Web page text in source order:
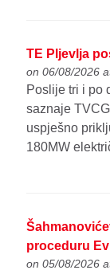
TE Pljevlja
on 06/08/2026
Poslije tri i po
saznaje
uspješno
180MW
proceduru
on 05/08/2026